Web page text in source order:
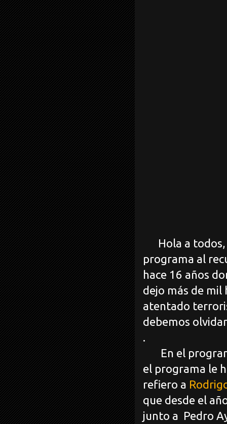
Hola a todos,
programa al
hace 16 años
dejo más de mil
atentado
debemos olvidar
.
En el
el programa le
refiero a
que desde el
junto a Pedro